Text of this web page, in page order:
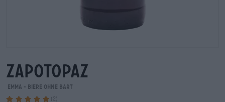
zapotopaz
Emma - Biere ohne Bart
(2)